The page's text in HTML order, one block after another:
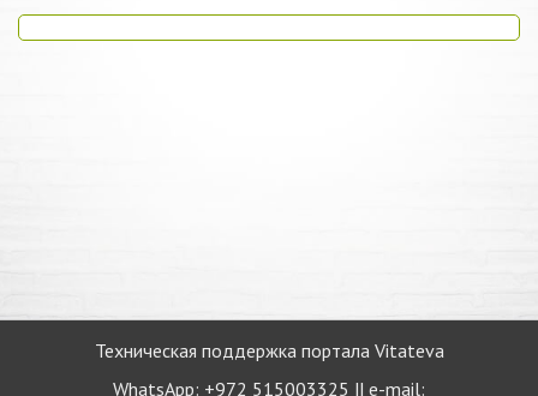
Техническая поддержка портала Vitateva
WhatsApp: +972 515003325 || e-mail: